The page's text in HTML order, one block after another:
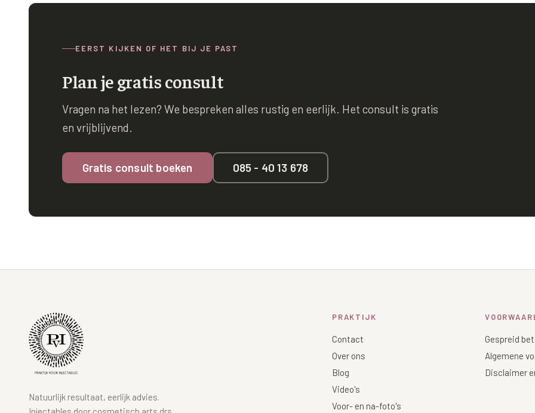
EERST KIJKEN OF HET BIJ JE PAST
Plan je gratis consult
Vragen na het lezen? We bespreken alles rustig en eerlijk. Het consult is gratis
en vrijblijvend.
Gratis consult boeken 085 - 40 13 678
Natuurlijk resultaat, eerlijk advies.
PRAKTIJK
Contact
Over ons
Blog
Video's
Voor- en na-foto's
Gespreid
Algemene
Disclaimer